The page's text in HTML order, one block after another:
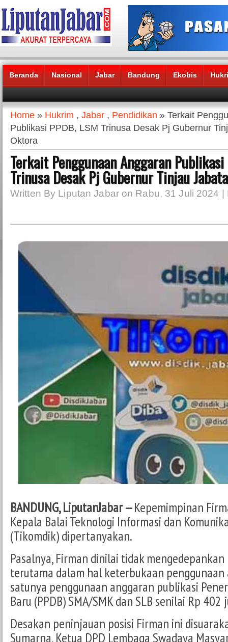
Beranda Nasional Jabar Bandung Ekobis
Headlines News :
Home » Hukrim , Jabar , Pendidikan » Terkait
Publikasi PPDB, LSM Trinusa Desak Pj Gubernur
Oktora
Terkait Penggunaan Anggaran Publikasi
Trinusa Desak Pj Gubernur Tinjau
Written By Liputan Jabar on Rabu, 31 Juli 2024
BANDUNG, LiputanJabar --Kepemimpinan
Kepala Balai Teknologi Informasi dan
(Tikomdik) dipertanyakan.
Pasalnya, Firman dinilai tidak
terutama dalam hal keterbukaan penggunaan
satunya penggunaan anggaran publikasi
Baru (PPDB) SMA/SMK dan SLB senilai Rp 402
Desakan peninjauan posisi Firman ini
Sumarna, Ketua DPD Lembaga Swadaya